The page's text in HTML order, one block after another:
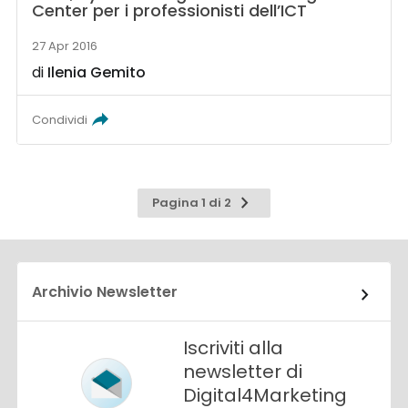
Center per i professionisti dell’ICT
27 Apr 2016
di Ilenia Gemito
Condividi
Pagina 1 di 2
Pagina
successiva
Archivio Newsletter
Iscriviti alla
newsletter di
Digital4Marketing